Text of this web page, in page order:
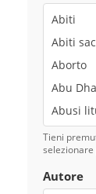
Tieni
selezionare
Autore